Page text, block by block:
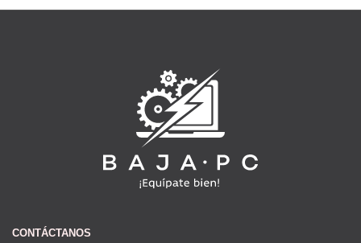
CONTÁCTANOS